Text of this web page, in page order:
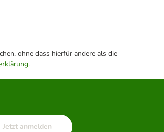
ohne dass hierfür andere als die
.
Jetzt anmelden